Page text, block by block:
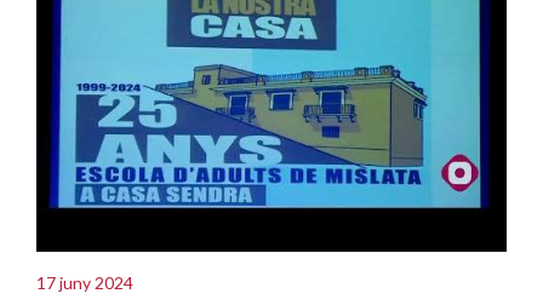
17 juny 2024